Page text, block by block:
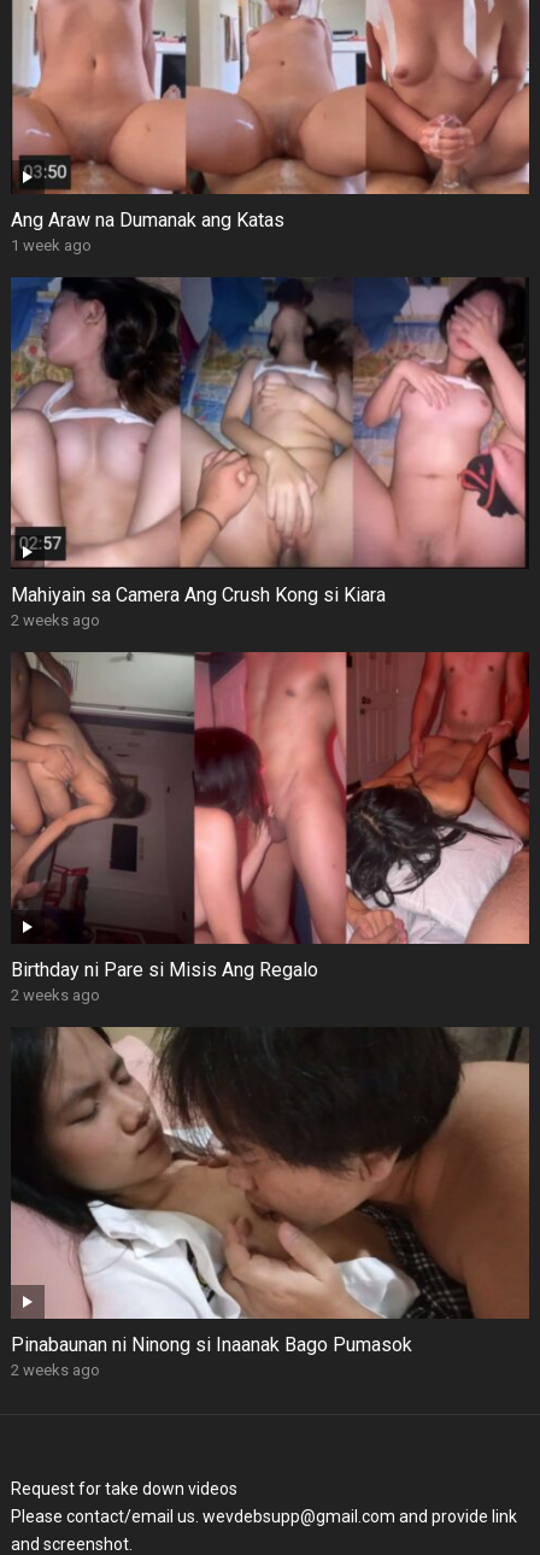
Ang Araw na Dumanak ang Katas
1 week ago
Mahiyain sa Camera Ang Crush Kong si Kiara
2 weeks ago
Birthday ni Pare si Misis Ang Regalo
2 weeks ago
Pinabaunan ni Ninong si Inaanak Bago Pumasok
2 weeks ago
Request for take down videos
Please contact/email us. wevdebsupp@gmail.com and provide link
and screenshot.